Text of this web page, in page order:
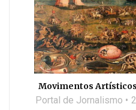
Movimentos
Portal de Jornalismo